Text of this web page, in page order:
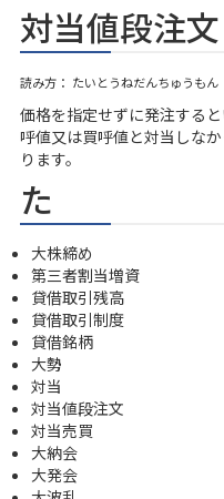
対当値段注
読み方： たいとうねだんちゅうもん
価格を指定せずに発注する
呼値又は買呼値と対当しな
ります。
た
大株締め
第三者割当増資
貸借取引残高
貸借取引制度
貸借銘柄
大勢
対当
対当値段注文
対当売買
大納会
大発会